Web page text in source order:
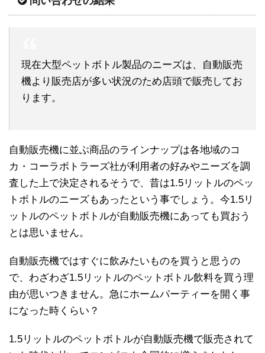
現在大型ペットボトル製品のニーズは、自動販売
機より販売店が多い状況のため店頭で販売してお
ります。
自動販売機に並ぶ商品のラインナップは各地域のコ
カ・コーラボトラーズ社が利用者の好みやニーズを調
査した上で決定されるそうで、昔は1.5リットルのペッ
トボトルのニーズもあったという事でしょう。今1.5リ
ットルのペットボトルが自動販売機にあっても買おう
とは思いません。
自動販売機ではすぐに飲みたいものを買うと思うの
で、わざわざ1.5リットルのペットボトル飲料を買う理
由が思いつきません。急にホームパーティーを開く事
になった時くらい？
1.5リットルのペットボトルが自動販売機で販売されて